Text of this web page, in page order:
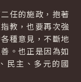
任的施政，抱著
教，也要再次強
種意見，不斷地
。也正是因為如
民主、多元的國